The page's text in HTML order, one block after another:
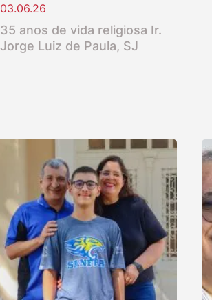
03.06.26
35 anos de vida religiosa Ir.
Jorge Luiz de Paula, SJ